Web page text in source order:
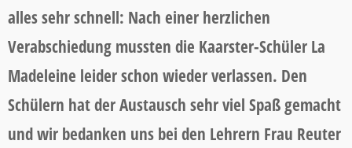
alles sehr schnell: Nach einer herzlichen
Verabschiedung mussten die Kaarster-Schüler La
Madeleine leider schon wieder verlassen. Den
Schülern hat der Austausch sehr viel Spaß gemacht
und wir bedanken uns bei den Lehrern Frau Reuter